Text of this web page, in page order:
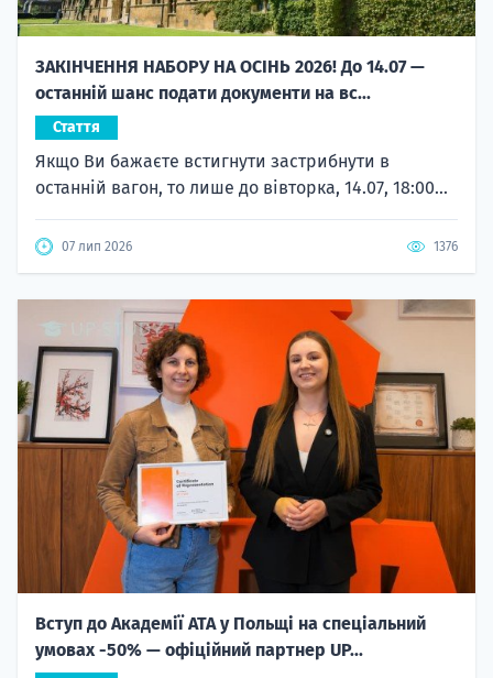
ЗАКІНЧЕННЯ НАБОРУ НА ОСІНЬ 2026! До 14.07 —
останній шанс подати документи на вс...
Стаття
Якщо Ви бажаєте встигнути застрибнути в
останній вагон, то лише до вівторка, 14.07, 18:00...
07 лип 2026 1376
Вступ до Академії ATA у Польщі на спеціальний
умовах -50% — офіційний партнер UP...